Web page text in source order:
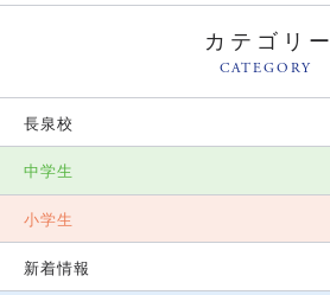
カテゴリー
CATEGORY
長泉校
中学生
小学生
新着情報